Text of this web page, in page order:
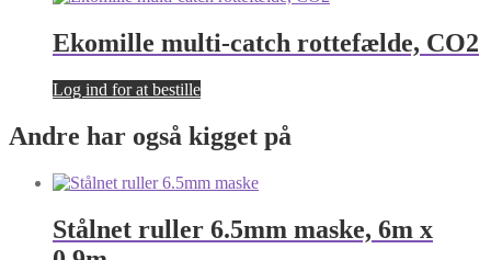
Ekomille multi-catch rottefælde, CO2
Log ind for at bestille
Andre har også kigget på
Stålnet ruller 6.5mm maske, 6m x